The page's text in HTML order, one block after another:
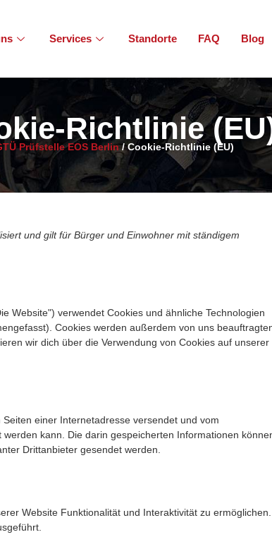
Services Standorte FAQ Blog
Richtlinie
Prüfstelle EOS Berlin/Cookie-Richtlinie (EU)
und gilt für Bürger und Einwohner mit ständigem
Website") verwendet Cookies und ähnliche Technologien
Cookies werden außerdem von uns
wir dich über die Verwendung von Cookies auf unserer
einer Internetadresse versendet und vom
kann. Die darin gespeicherten Informationen
Drittanbieter gesendet werden.
Website Funktionalität und Interaktivität zu ermöglichen.